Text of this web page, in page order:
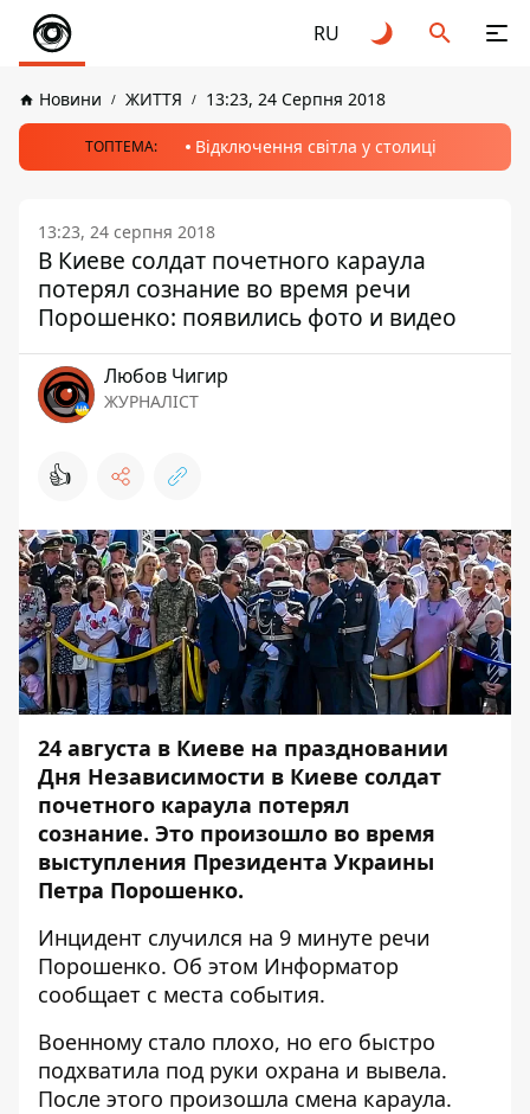
RU
Новини ЖИТТЯ 13:23, 24 Серпня 2018
ТОПТЕМА: Відключення світла у столиці
13:23, 24 серпня 2018
В Киеве солдат почетного караула
потерял сознание во время речи
Порошенко: появились фото и видео
Любов Чигир
ЖУРНАЛІСТ
👍
24 августа в Киеве на праздновании
Дня Независимости в Киеве солдат
почетного караула потерял
сознание. Это произошло во время
выступления Президента Украины
Петра Порошенко.
Инцидент случился на 9 минуте речи
Порошенко. Об этом Информатор
сообщает с места события.
Военному стало плохо, но его быстро
подхватила под руки охрана и вывела.
После этого произошла смена караула.